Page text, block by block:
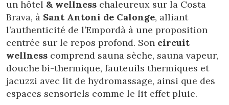
un hôtel & wellness chaleureux sur la Costa
Brava, à Sant Antoni de Calonge, alliant
l’authenticité de l’Empordà à une proposition
centrée sur le repos profond. Son circuit
wellness comprend sauna sèche, sauna vapeur,
douche bi-thermique, fauteuils thermiques et
jacuzzi avec lit de hydromassage, ainsi que des
espaces sensoriels comme le lit effet pluie.